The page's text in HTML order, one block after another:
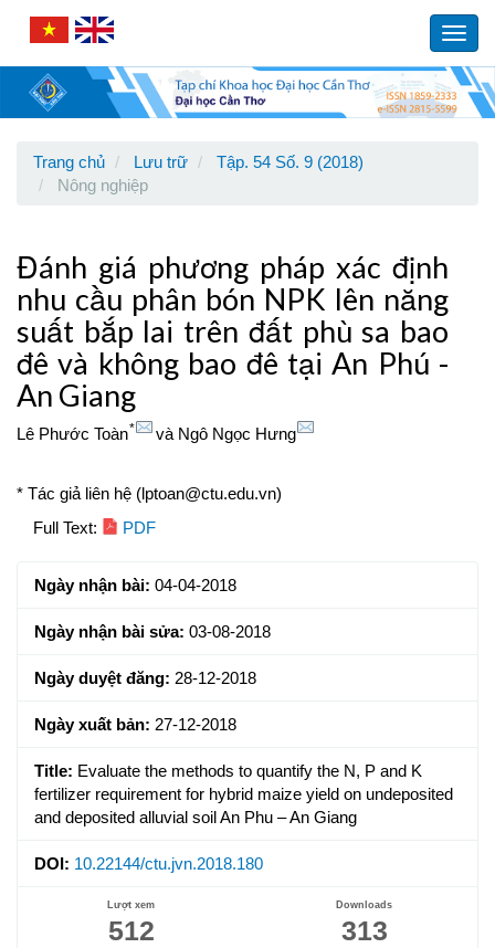
Navigation
Content
Sidebar
Trang chủ Lưu trữ
Tập. 54 Số. 9 (2018)
Nông nghiệp
Đánh giá phương pháp xác định
nhu cầu phân bón NPK lên năng
suất bắp lai trên đất phù sa bao
đê và không bao đê tại An Phú -
An Giang
Lê Phước Toàn* và Ngô Ngọc Hưng
* Tác giả liên hệ (lptoan@ctu.edu.vn)
Article
Full Text: PDF
Ngày nhận bài: 04-04-2018
Ngày nhận bài sửa: 03-08-2018
Ngày duyệt đăng: 28-12-2018
Ngày xuất bản: 27-12-2018
Title: Evaluate the methods to quantify the N, P and K
fertilizer requirement for hybrid maize yield on undeposited
and deposited alluvial soil An Phu – An Giang
DOI: 10.22144/ctu.jvn.2018.180
Lượt xem
512
Downloads
313